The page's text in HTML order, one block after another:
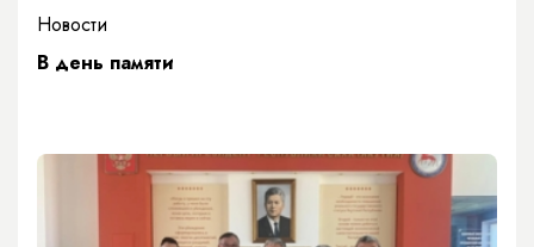
Новости
​В день памяти